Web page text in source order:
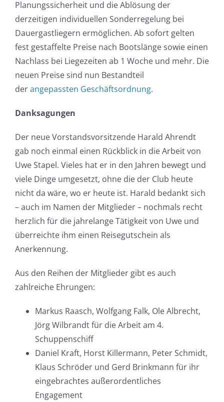
Planungssicherheit und die Ablösung der
derzeitigen individuellen Sonderregelung bei
Dauergastliegern ermöglichen. Ab sofort gelten
fest gestaffelte Preise nach Bootslänge sowie einen
Nachlass bei Liegezeiten ab 1 Woche und mehr. Die
neuen Preise sind nun Bestandteil
derangepassten Geschäftsordnung.
Danksagungen
Der neue Vorstandsvorsitzende Harald Ahrendt
gab noch einmal einen Rückblick in die Arbeit von
Uwe Stapel. Vieles hat er in den Jahren bewegt und
viele Dinge umgesetzt, ohne die der Club heute
nicht da wäre, wo er heute ist. Harald bedankt sich
– auch im Namen der Mitglieder – nochmals recht
herzlich für die jahrelange Tätigkeit von Uwe und
überreichte ihm einen Reisegutschein als
Anerkennung.
Aus den Reihen der Mitglieder gibt es auch
zahlreiche Ehrungen:
Markus Raasch, Wolfgang Falk, Ole Albrecht,
Jörg Wilbrandt für die Arbeit am 4.
Schuppenschiff
Daniel Kraft, Horst Killermann, Peter Schmidt,
Klaus Schröder und Gerd Brinkmann für ihr
eingebrachtes außerordentliches
Engagement